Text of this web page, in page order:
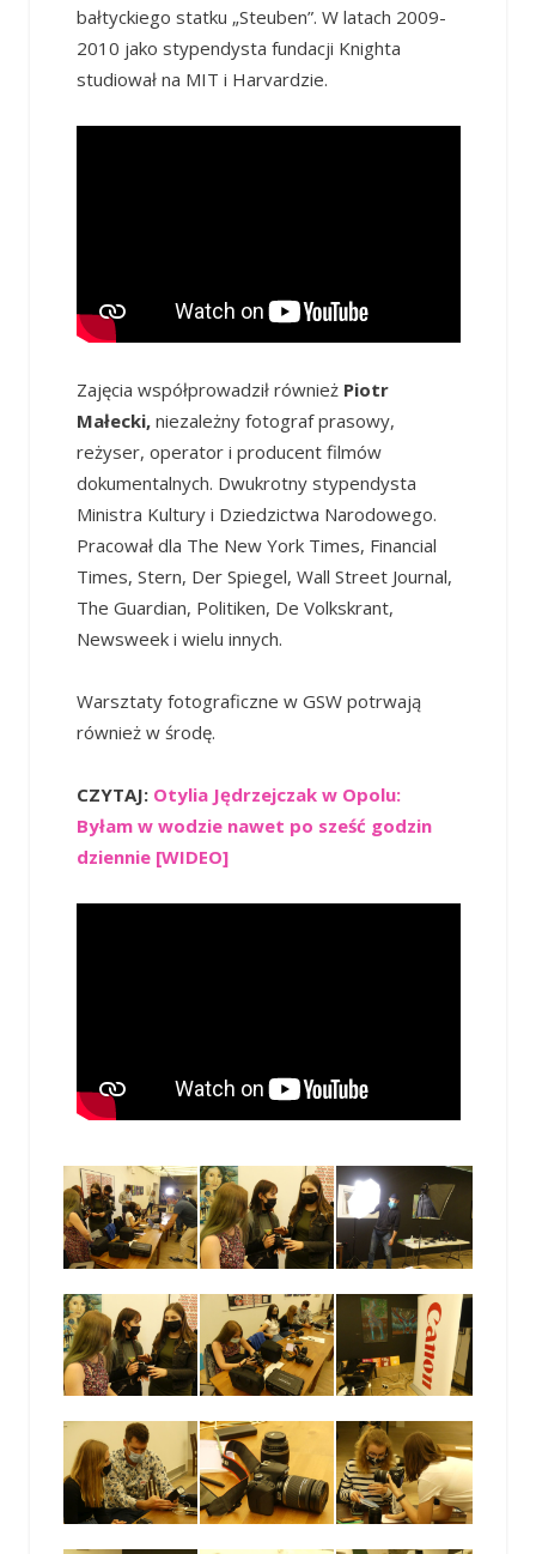
bałtyckiego statku „Steuben”. W latach 2009-
2010 jako stypendysta fundacji Knighta
studiował na MIT i Harvardzie.
Zajęcia współprowadził również Piotr
Małecki, niezależny fotograf prasowy,
reżyser, operator i producent filmów
dokumentalnych. Dwukrotny stypendysta
Ministra Kultury i Dziedzictwa Narodowego.
Pracował dla The New York Times, Financial
Times, Stern, Der Spiegel, Wall Street Journal,
The Guardian, Politiken, De Volkskrant,
Newsweek i wielu innych.
Warsztaty fotograficzne w GSW potrwają
również w środę.
CZYTAJ: Otylia Jędrzejczak w Opolu:
Byłam w wodzie nawet po sześć godzin
dziennie [WIDEO]